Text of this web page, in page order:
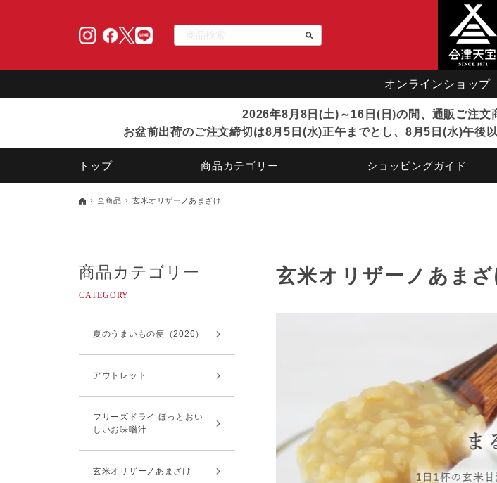
オンラインショッ
2026年8月8日(土)～16日(日)の間、通販ご注文
お盆前出荷のご注文締切は8月5日(水)正午までとし、8月5日(水)午後
トップ 商品カテゴリー ショッピングガイド
全商品 玄米オリザーノあまざけ
商品カテゴリー
夏のうまいもの便（2026）
アウトレット
フリーズドライ ほっとおい
しいお味噌汁
玄米オリザーノあまざけ
玄米オリザーノあまざ